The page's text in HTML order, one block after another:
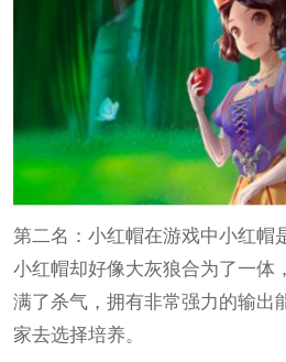
第二名：小红帽在游戏中小红帽
小红帽却好像大灰狼合为了一体
满了杀气，拥有非常强力的输出
家去选择培养。